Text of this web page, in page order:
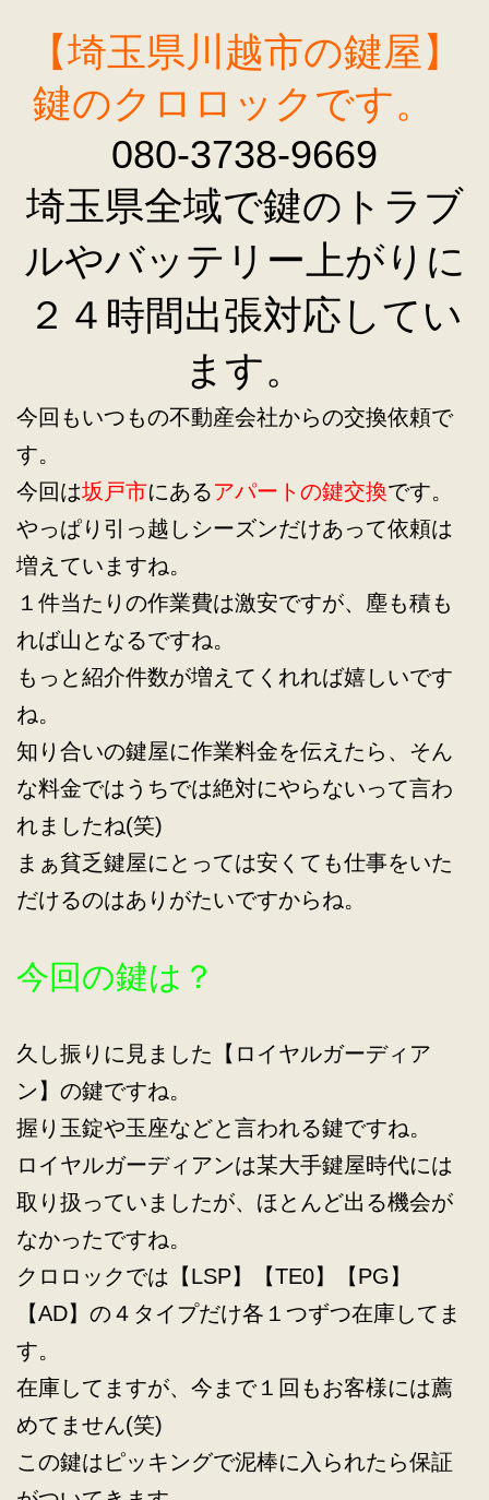
【埼玉県川越市の鍵屋】
鍵のクロロックです。
080-3738-9669
埼玉県全域で鍵のトラブ
ルやバッテリー上がりに
２４時間出張対応してい
ます。
今回もいつもの不動産会社からの交換依頼で
す。
今回は坂戸市にあるアパートの鍵交換です。
やっぱり引っ越しシーズンだけあって依頼は
増えていますね。
１件当たりの作業費は激安ですが、塵も積も
れば山となるですね。
もっと紹介件数が増えてくれれば嬉しいです
ね。
知り合いの鍵屋に作業料金を伝えたら、そん
な料金ではうちでは絶対にやらないって言わ
れましたね(笑)
まぁ貧乏鍵屋にとっては安くても仕事をいた
だけるのはありがたいですからね。
今回の鍵は？
久し振りに見ました【ロイヤルガーディア
ン】の鍵ですね。
握り玉錠や玉座などと言われる鍵ですね。
ロイヤルガーディアンは某大手鍵屋時代には
取り扱っていましたが、ほとんど出る機会が
なかったですね。
クロロックでは【LSP】【TE0】【PG】
【AD】の４タイプだけ各１つずつ在庫してま
す。
在庫してますが、今まで１回もお客様には薦
めてません(笑)
この鍵はピッキングで泥棒に入られたら保証